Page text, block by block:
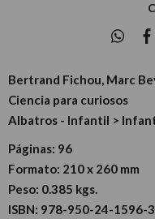
Bertrand Fichou, Marc
Ciencia para curiosos
Albatros - Infantil >
Páginas: 96
Formato: 210 x 260 mm
Peso: 0.385 kgs.
ISBN: 978-950-24-1596-3